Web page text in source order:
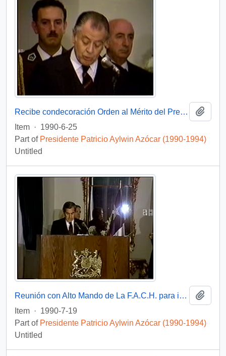
Recibe condecoración Orden al Mérito del Presidente de Colombia : video
Item · 1990-6-25
Part of Presidente Patricio Aylwin Azócar (1990-1994)
Untitled
Reunión con Alto Mando de La F.A.C.H. para imponer Condecoración Presidente de la República : video
Item · 1990-7-19
Part of Presidente Patricio Aylwin Azócar (1990-1994)
Untitled